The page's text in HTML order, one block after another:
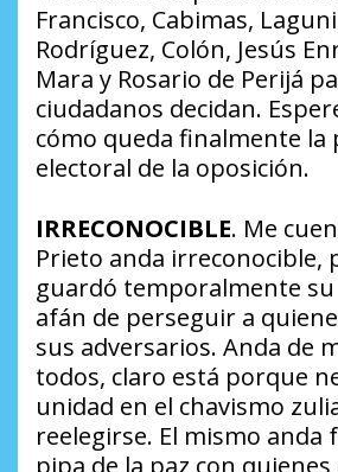
Francisco, Cabimas,
Rodríguez, Colón, Jesús
Mara y Rosario de Perijá
ciudadanos decidan.
cómo queda finalmente
electoral de la oposición.
IRRECONOCIBLE. Me
Prieto anda irreconocible,
guardó temporalmente
afán de perseguir a
sus adversarios. Anda de
todos, claro está porque
unidad en el chavismo
reelegirse. El mismo anda